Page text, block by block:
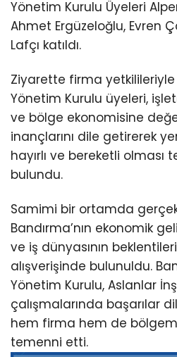
Yönetim Kurulu Üyeleri
Ahmet Ergüzeloğlu, Evren
Lafçı katıldı.
Ziyarette firma
Yönetim Kurulu üyeleri,
ve bölge ekonomisine
inançlarını dile getirerek
hayırlı ve bereketli olması
bulundu.
Samimi bir ortamda
Bandırma’nın ekonomik
ve iş dünyasının beklentileri
alışverişinde bulunuldu.
Yönetim Kurulu, Aslanlar
çalışmalarında başarılar
hem firma hem de
temenni etti.